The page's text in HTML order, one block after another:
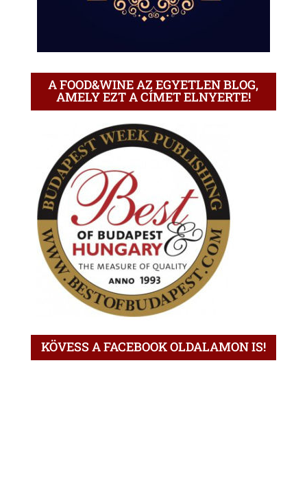
A FOOD&WINE AZ EGYETLEN BLOG,
AMELY EZT A CÍMET ELNYERTE!
KÖVESS A FACEBOOK OLDALAMON IS!